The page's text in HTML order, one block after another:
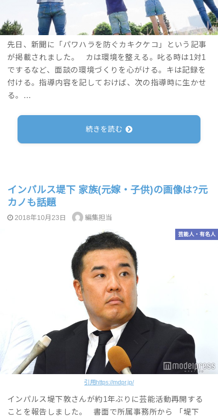
先日、新聞に「パワハラを防ぐカキクケコ」という記事
が掲載されました。 カは環境を整える。叱る時は1対1
でするなど、面談の環境づくりを心がける。キは記録を
付ける。指導内容を記しておけば、次の指導時に生かせ
る。…
続きを読む
インパルス堤下 家族(元嫁・子供)の画像は?元
カノも話題
2018年10月23日 編集担当
引用https://mdpr.jp/
芸能人・有名人
インパルス堤下敦さんが約1年ぶりに芸能活動再開する
ことを報告しました。 書面で所属事務所から 「堤下